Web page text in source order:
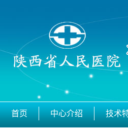
首页 中心介绍 技术